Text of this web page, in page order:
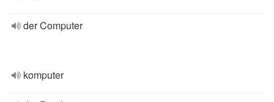
der Computer
komputer